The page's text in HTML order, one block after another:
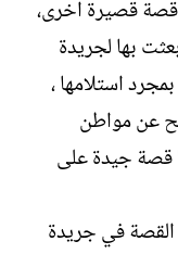
قصيرة اخرى،
بها لجريدة
استلامها ،
عن مواطن
قصة جيدة على
في جريدة